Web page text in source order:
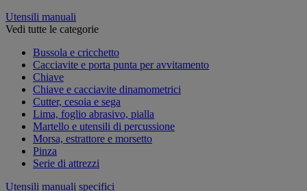
Utensili manuali
Vedi tutte le categorie
Bussola e cricchetto
Cacciavite e porta punta per avvitamento
Chiave
Chiave e cacciavite dinamometrici
Cutter, cesoia e sega
Lima, foglio abrasivo, pialla
Martello e utensili di percussione
Morsa, estrattore e morsetto
Pinza
Serie di attrezzi
Utensili manuali specifici